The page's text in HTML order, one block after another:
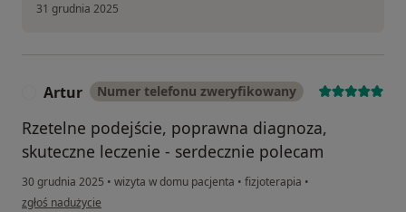
31 grudnia 2025
Artur Numer telefonu zweryfikowany
Rzetelne podejście, poprawna diagnoza,
skuteczne leczenie - serdecznie polecam
30 grudnia 2025 • wizyta w domu pacjenta • fizjoterapia •
w opinii użytkownika Artur
zgłoś nadużycie